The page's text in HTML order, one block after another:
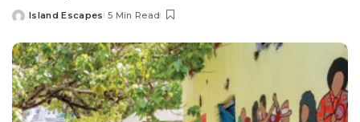
Island Escapes 5 Min Read